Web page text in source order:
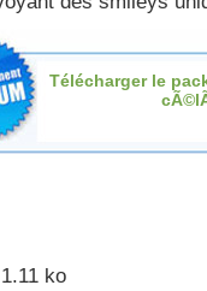
Télécharger le
ko